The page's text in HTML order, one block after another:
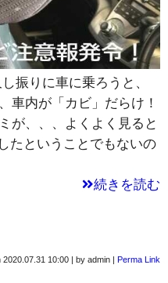
振りに車に乗ろうと、
車内が「カビ」だらけ！
が、、、よくよく見ると
たということでもないの
続きを読む
2020.07.31 10:00 | by admin | Perma Link